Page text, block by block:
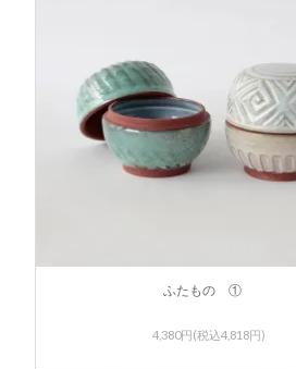
ふたもの ①
4,380円(税込4,818円)